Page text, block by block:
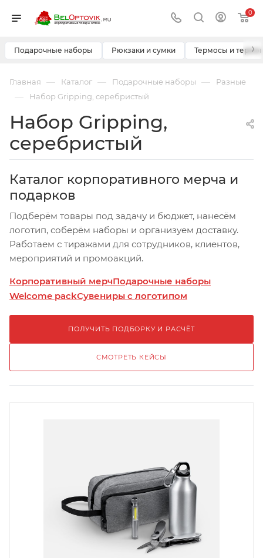
0
Подарочные наборы Рюкзаки и сумки Термосы и ›
Главная — Каталог — Подарочные наборы — Разные
— Набор Gripping, серебристый
Набор Gripping,
серебристый
Каталог корпоративного мерча и
подарков
Подберём товары под задачу и бюджет, нанесём
логотип, соберём наборы и организуем доставку.
Работаем с тиражами для сотрудников, клиентов,
мероприятий и промоакций.
Корпоративный мерчПодарочные наборы
Welcome packСувениры с логотипом
ПОЛУЧИТЬ ПОДБОРКУ И РАСЧЁТ
СМОТРЕТЬ КЕЙСЫ